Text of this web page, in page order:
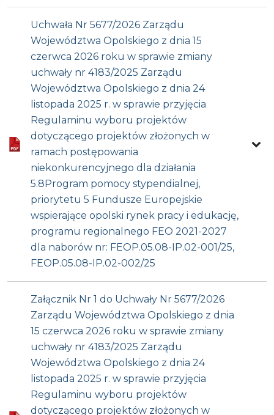
Uchwała Nr 5677/2026 Zarządu
Województwa Opolskiego z dnia 15
czerwca 2026 roku w sprawie zmiany
uchwały nr 4183/2025 Zarządu
Województwa Opolskiego z dnia 24
listopada 2025 r. w sprawie przyjęcia
Regulaminu wyboru projektów
dotyczącego projektów złożonych w
ramach postępowania
niekonkurencyjnego dla działania
5.8Program pomocy stypendialnej,
priorytetu 5 Fundusze Europejskie
wspierające opolski rynek pracy i edukację,
programu regionalnego FEO 2021-2027
dla naborów nr: FEOP.05.08-IP.02-001/25,
FEOP.05.08-IP.02-002/25
Załącznik Nr 1 do Uchwały Nr 5677/2026
Zarządu Województwa Opolskiego z dnia
15 czerwca 2026 roku w sprawie zmiany
uchwały nr 4183/2025 Zarządu
Województwa Opolskiego z dnia 24
listopada 2025 r. w sprawie przyjęcia
Regulaminu wyboru projektów
dotyczącego projektów złożonych w